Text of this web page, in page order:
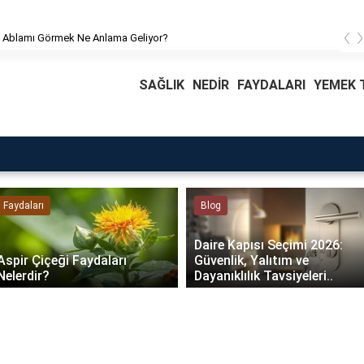
Görmek Ne Anlama Geliyor? ‹ ›
SAĞLIK NEDİR FAYDALARI YEMEK
Faydaları
Çiçeği Faydaları
Blog
Daire Kapısı Seçimi 2026:
Güvenlik, Yalıtım ve
Dayanıklılık Tavsiyeleri..